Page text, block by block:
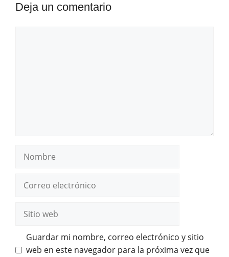
Deja un comentario
Nombre
electrónico
web
Guardar mi nombre, correo electrónico y sitio
web en este navegador para la próxima vez que